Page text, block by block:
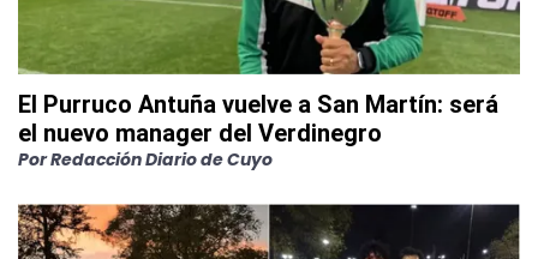
El Purruco Antuña vuelve a San Martín: será
el nuevo manager del Verdinegro
PorRedacción Diario de Cuyo